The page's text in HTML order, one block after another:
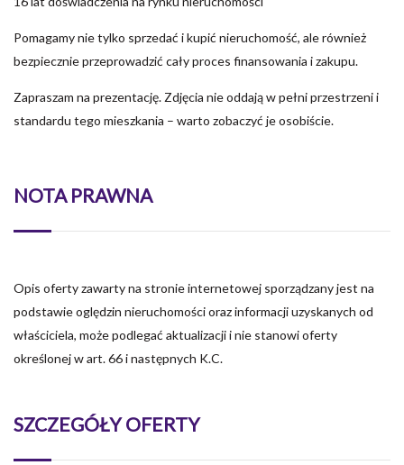
Pomagamy nie tylko sprzedać i kupić nieruchomość, ale również
bezpiecznie przeprowadzić cały proces finansowania i zakupu.
Zapraszam na prezentację. Zdjęcia nie oddają w pełni przestrzeni i
standardu tego mieszkania – warto zobaczyć je osobiście.
NOTA PRAWNA
Opis oferty zawarty na stronie internetowej sporządzany jest na
podstawie oględzin nieruchomości oraz informacji uzyskanych od
właściciela, może podlegać aktualizacji i nie stanowi oferty
określonej w art. 66 i następnych K.C.
SZCZEGÓŁY OFERTY